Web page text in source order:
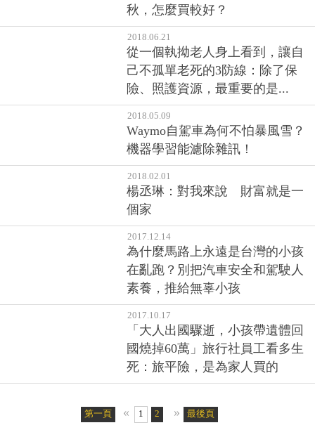
秋，怎麼買較好？
2018.06.21
從一個執拗老人身上看到，讓自
己不孤單老死的3防線：除了保
險、照護資源，最重要的是...
2018.05.09
Waymo自駕車為何不怕暴風雪？
機器學習能濾除雜訊！
2018.02.01
楊丞琳：對我來說 財富就是一
個家
2017.12.14
為什麼馬路上永遠是台灣的小孩
在亂跑？別把汽車安全和駕駛人
素養，推給無辜小孩
2017.10.17
「大人出國驟逝，小孩帶遺體回
國燒掉60萬」旅行社員工看多生
死：旅平險，是為家人買的
第一頁 « 1 2 » 最後頁